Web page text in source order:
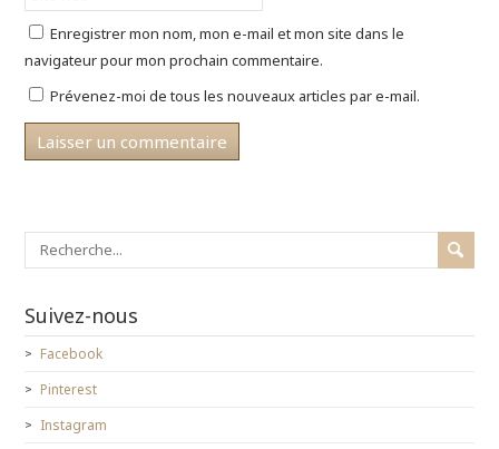
Enregistrer mon nom, mon e-mail et mon site dans le
navigateur pour mon prochain commentaire.
Prévenez-moi de tous les nouveaux articles par e-mail.
Suivez-nous
Facebook
Pinterest
Instagram